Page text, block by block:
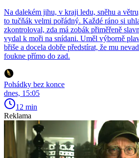
Na dalekém jihu, v kraji ledu, sněhu a
to tučňák velmi pořádný. Každé ráno si
zkontroloval, zda má zobák přiměřeně
vydal k moři na snídani. Uměl výborně
břiše a docela dobře předstírat, že mu
foukne přímo do zad.
Pohádky bez konce
dnes, 15:05
12 min
Reklama